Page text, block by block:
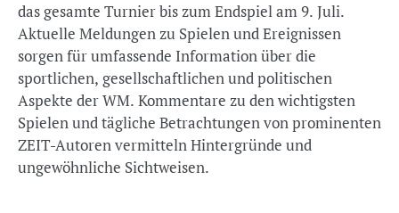
das gesamte Turnier bis zum Endspiel am 9. Juli.
Aktuelle Meldungen zu Spielen und Ereignissen
sorgen für umfassende Information über die
sportlichen, gesellschaftlichen und politischen
Aspekte der WM. Kommentare zu den wichtigsten
Spielen und tägliche Betrachtungen von prominenten
ZEIT-Autoren vermitteln Hintergründe und
ungewöhnliche Sichtweisen.